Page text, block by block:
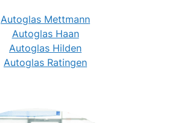
Autoglas Mettmann
Autoglas Haan
Autoglas Hilden
Autoglas Ratingen